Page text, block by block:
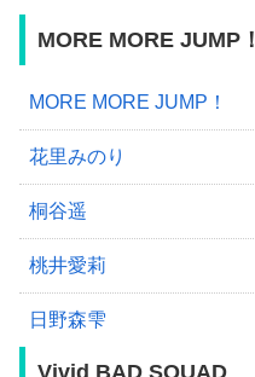
MORE MORE JUMP！
MORE MORE JUMP！
花里みのり
桐谷遥
桃井愛莉
日野森雫